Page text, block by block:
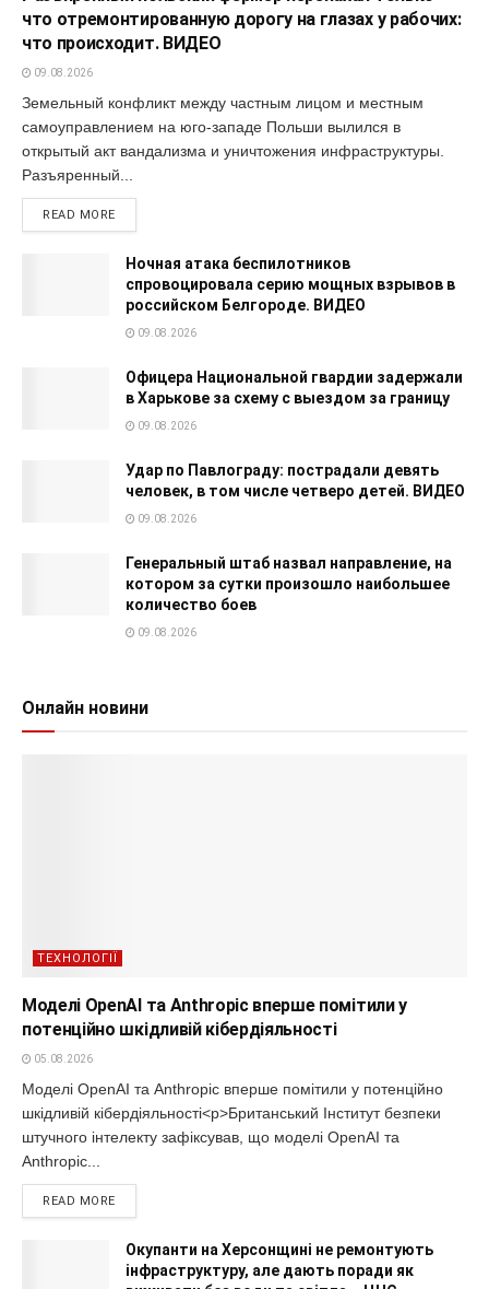
что отремонтированную дорогу на глазах у рабочих:
что происходит. ВИДЕО
09.08.2026
Земельный конфликт между частным лицом и местным
самоуправлением на юго-западе Польши вылился в
открытый акт вандализма и уничтожения инфраструктуры.
Разъяренный...
READ MORE
Ночная атака беспилотников
спровоцировала серию мощных взрывов в
российском Белгороде. ВИДЕО
09.08.2026
Офицера Национальной гвардии задержали
в Харькове за схему с выездом за границу
09.08.2026
Удар по Павлограду: пострадали девять
человек, в том числе четверо детей. ВИДЕО
09.08.2026
Генеральный штаб назвал направление, на
котором за сутки произошло наибольшее
количество боев
09.08.2026
Онлайн новини
ТЕХНОЛОГІЇ
Моделі OpenAI та Anthropic вперше помітили у
потенційно шкідливій кібердіяльності
05.08.2026
Моделі OpenAI та Anthropic вперше помітили у потенційно
шкідливій кібердіяльності<p>Британський Інститут безпеки
штучного інтелекту зафіксував, що моделі OpenAI та
Anthropic...
READ MORE
Окупанти на Херсонщині не ремонтують
інфраструктуру, але дають поради як